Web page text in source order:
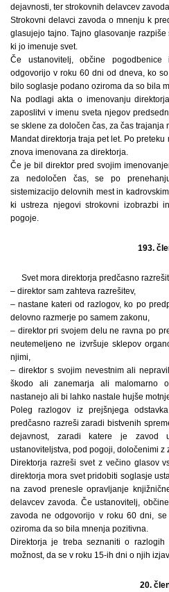
dejavnosti, ter strokovnih delavcev zavoda.
Strokovni delavci zavoda o mnenju k
glasujejo tajno. Tajno glasovanje razpiše
ki jo imenuje svet.
Če ustanovitelj, občine
odgovorijo v roku 60 dni od dneva, ko
bilo soglasje podano oziroma da so bila
Na podlagi akta o imenovanju
zaposlitvi v imenu sveta njegov
se sklene za določen čas, za čas trajanja
Mandat direktorja traja pet let. Po
znova imenovana za direktorja.
Če je bil direktor pred svojim
za nedoločen čas, se po
sistemizacijo delovnih mest in
ki ustreza njegovi strokovni izobrazbi
pogoje.
193.
Svet mora direktorja predčasno
– direktor sam zahteva razrešitev,
– nastane kateri od razlogov, ko po
delovno razmerje po samem zakonu,
– direktor pri svojem delu ne ravna po
neutemeljeno ne izvršuje sklepov
njimi,
– direktor s svojim nevestnim ali
škodo ali zanemarja ali malomarno
nastanejo ali bi lahko nastale hujše
Poleg razlogov iz prejšnjega
predčasno razreši zaradi bistvenih
dejavnost, zaradi katere je zavod
ustanoviteljstva, pod pogoji, določenimi z
Direktorja razreši svet z večino glasov
direktorja mora svet pridobiti soglasje
na zavod prenesle opravljanje
delavcev zavoda. Če ustanovitelj,
zavoda ne odgovorijo v roku 60 dni,
oziroma da so bila mnenja pozitivna.
Direktorja je treba seznaniti o
možnost, da se v roku 15-ih dni o njih
20.